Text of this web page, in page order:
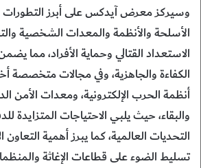
وسيركز معرض آيدكس على أبرز التطورات
الأسلحة والأنظمة والمعدات الشخصية
الاستعداد القتالي وحماية الأفراد، مما
الكفاءة والجاهزية، وفي مجالات
أنظمة الحرب الإلكترونية، ومعدات الأمن
والبقاء، حيث يلبي الاحتياجات المتزايدة
التحديات العالمية، كما يبرز أهمية
تسليط الضوء على قطاعات الإغاثة